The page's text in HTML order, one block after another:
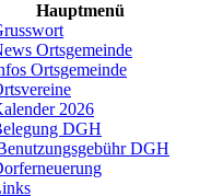
Hauptmenü
Ortsgemeinde
Ortsgemeinde
2026
DGH
DGH